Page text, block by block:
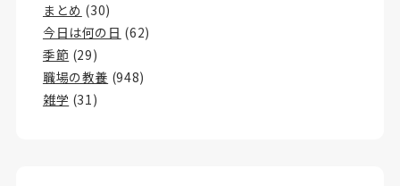
まとめ (30)
今日は何の日 (62)
季節 (29)
職場の教養 (948)
雑学 (31)